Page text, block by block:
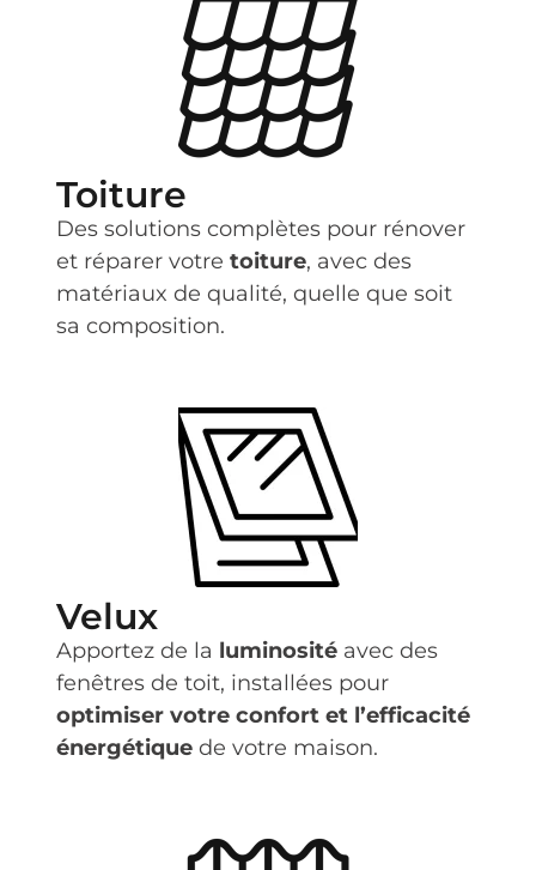
Toiture
Des solutions complètes pour rénover
et réparer votretoiture, avec des
matériaux de qualité, quelle que soit
sa composition.
Velux
Apportez de la luminosité avec des
fenêtres de toit, installées pour
optimiser votre confort et l’efficacité
énergétique de votre maison.